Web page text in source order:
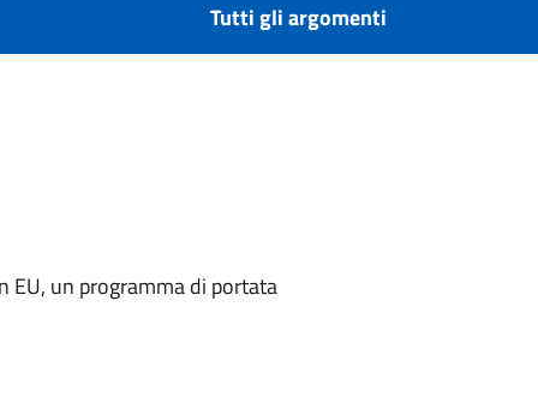
Tutti gli argomenti
EU, un programma di portata